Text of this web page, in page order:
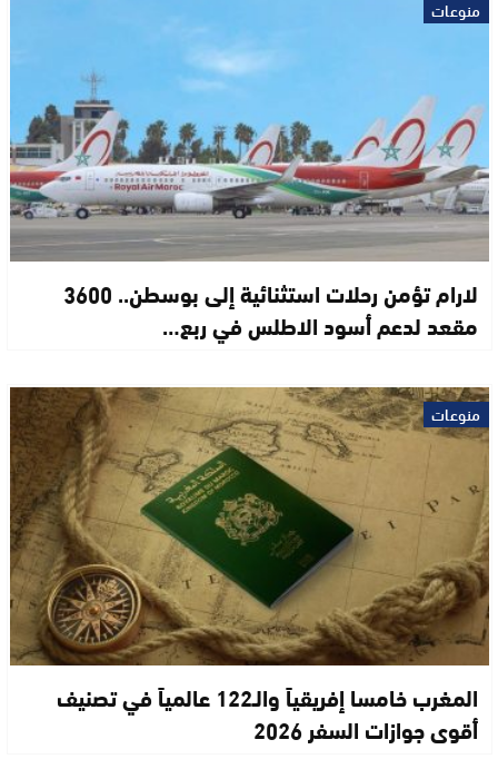
منوعات
لارام تؤمن رحلات استثنائية إلى بوسطن.. 3600
مقعد لدعم أسود الاطلس في ربع…
منوعات
المغرب خامسا إفريقياً والـ122 عالمياً في تصنيف
أقوى جوازات السفر 2026